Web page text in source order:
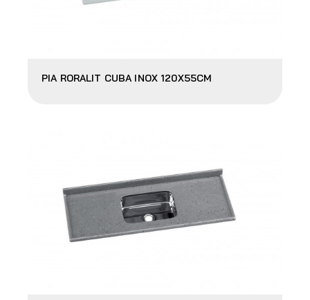
PIA RORALIT CUBA INOX 120X55CM